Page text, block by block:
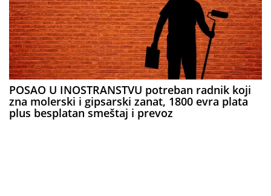
POSAO U INOSTRANSTVU potreban radnik koji
zna molerski i gipsarski zanat, 1800 evra plata
plus besplatan smeštaj i prevoz